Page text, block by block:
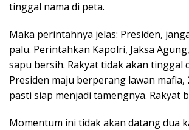
tinggal nama di peta.
Maka perintahnya jelas: Presiden,
palu. Perintahkan Kapolri, Jaksa
sapu bersih. Rakyat tidak akan tinggal
Presiden maju berperang lawan mafia,
pasti siap menjadi tamengnya. Rakyat
Momentum ini tidak akan datang dua